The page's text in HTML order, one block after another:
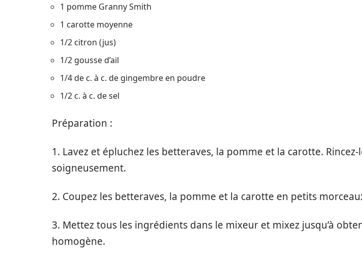
1 pomme Granny Smith
1 carotte moyenne
1/2 citron (jus)
1/2 gousse d’ail
1/4 de c. à c. de gingembre en poudre
1/2 c. à c. de sel
Préparation :
1. Lavez et épluchez les betteraves, la pomme et la carotte. Rincez-
soigneusement.
2. Coupez les betteraves, la pomme et la carotte en petits
3. Mettez tous les ingrédients dans le mixeur et mixez jusqu’à
homogène.